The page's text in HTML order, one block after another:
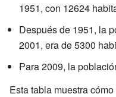
1951, con 12624
Después de 1951, la
2001, era de 5300
Para 2009, la
Esta tabla muestra